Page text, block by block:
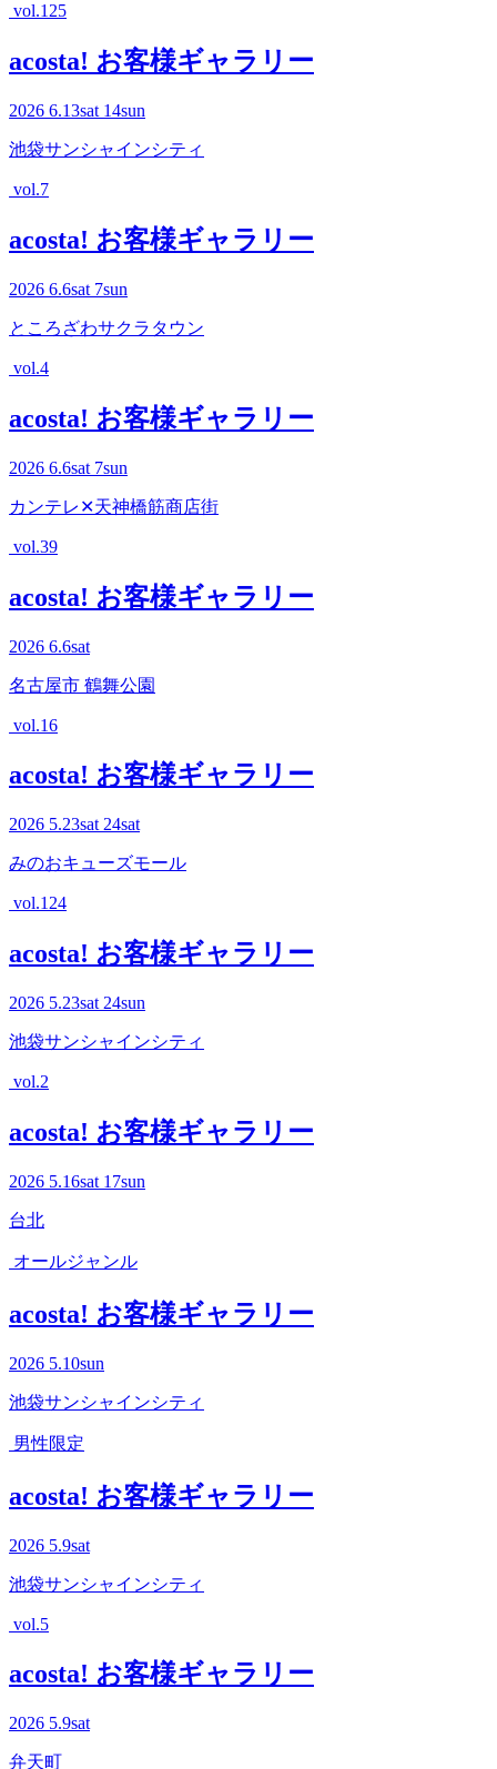
vol.125
acosta! お客様ギャラリー
2026 6.13sat 14sun
池袋サンシャインシティ
vol.7
acosta! お客様ギャラリー
2026 6.6sat 7sun
ところざわサクラタウン
vol.4
acosta! お客様ギャラリー
2026 6.6sat 7sun
カンテレ✕天神橋筋商店街
vol.39
acosta! お客様ギャラリー
2026 6.6sat
名古屋市 鶴舞公園
vol.16
acosta! お客様ギャラリー
2026 5.23sat 24sat
みのおキューズモール
vol.124
acosta! お客様ギャラリー
2026 5.23sat 24sun
池袋サンシャインシティ
vol.2
acosta! お客様ギャラリー
2026 5.16sat 17sun
台北
オールジャンル
acosta! お客様ギャラリー
2026 5.10sun
池袋サンシャインシティ
男性限定
acosta! お客様ギャラリー
2026 5.9sat
池袋サンシャインシティ
vol.5
acosta! お客様ギャラリー
2026 5.9sat
弁天町